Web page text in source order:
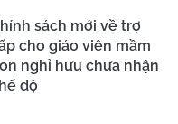
sách mới về trợ
cho giáo viên mầm
nghỉ hưu chưa nhận
độ